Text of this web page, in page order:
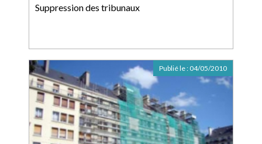
Suppression des tribunaux
Publié le : 04/05/2010